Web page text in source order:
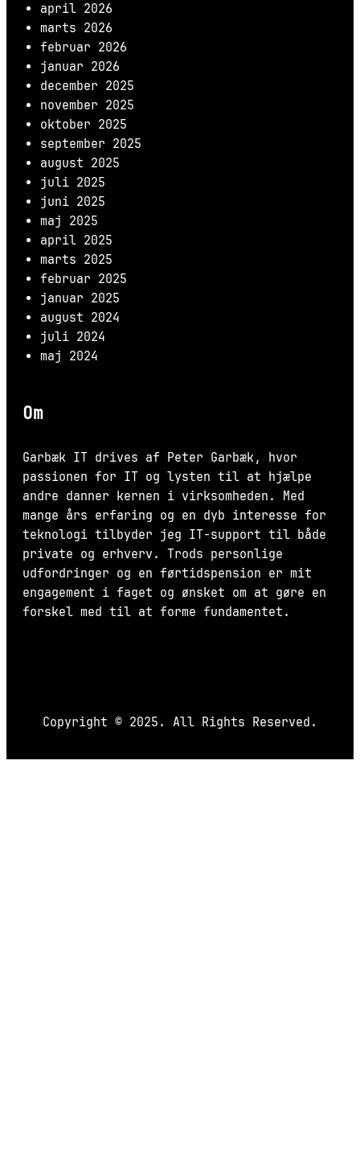
april 2026
marts 2026
februar 2026
januar 2026
december 2025
november 2025
oktober 2025
september 2025
august 2025
juli 2025
juni 2025
maj 2025
april 2025
marts 2025
februar 2025
januar 2025
august 2024
juli 2024
maj 2024
Om
Garbæk IT drives af Peter Garbæk, hvor
passionen for IT og lysten til at hjælpe
andre danner kernen i virksomheden. Med
mange års erfaring og en dyb interesse for
teknologi tilbyder jeg IT-support til både
private og erhverv. Trods personlige
udfordringer og en førtidspension er mit
engagement i faget og ønsket om at gøre en
forskel med til at forme fundamentet.
Copyright © 2025. All Rights Reserved.